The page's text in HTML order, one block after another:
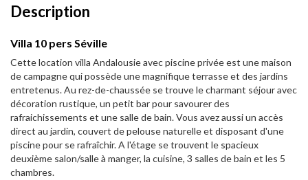
Description
Villa 10 pers Séville
Cette location villa Andalousie avec piscine privée est une maison
de campagne qui possède une magnifique terrasse et des jardins
entretenus. Au rez-de-chaussée se trouve le charmant séjour avec
décoration rustique, un petit bar pour savourer des
rafraichissements et une salle de bain. Vous avez aussi un accès
direct au jardin, couvert de pelouse naturelle et disposant d'une
piscine pour se rafraîchir. A l'étage se trouvent le spacieux
deuxième salon/salle à manger, la cuisine, 3 salles de bain et les 5
chambres.